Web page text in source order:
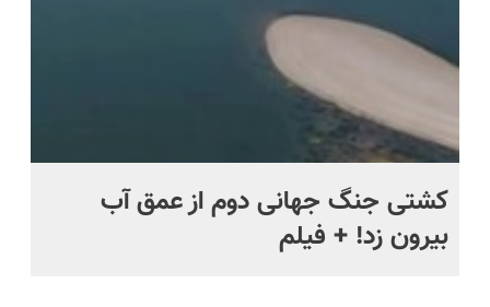
کشتی‌ جنگ جهانی دوم از عمق آب
بیرون زد! + فیلم